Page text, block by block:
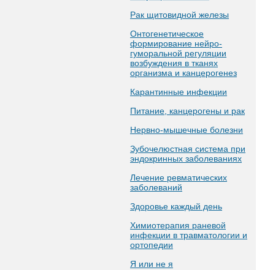
Рак щитовидной железы
Онтогенетическое
формирование нейро-
гуморальной регуляции
возбуждения в тканях
организма и канцерогенез
Карантинные инфекции
Питание, канцерогены и рак
Нервно-мышечные болезни
Зубочелюстная система при
эндокринных заболеваниях
Лечение ревматических
заболеваний
Здоровье каждый день
Химиотерапия раневой
инфекции в травматологии и
ортопедии
Я или не я